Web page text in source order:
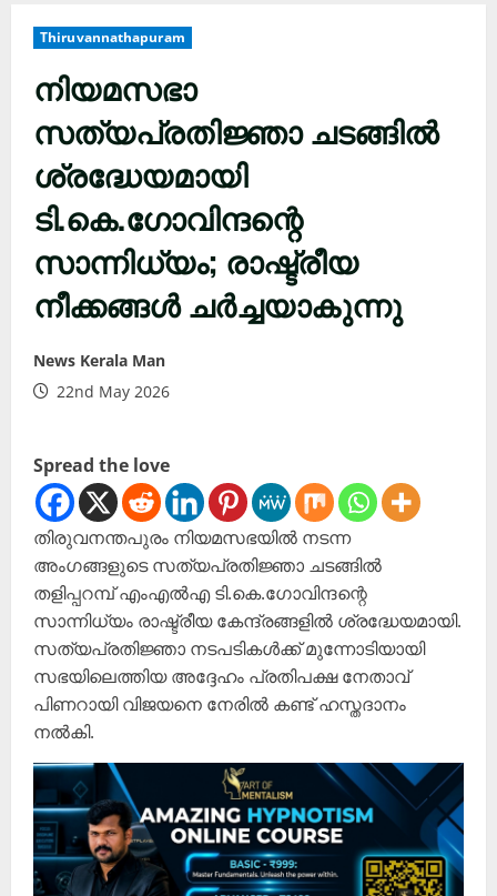
Thiruvannathapuram
നിയമസഭാ
സത്യപ്രതിജ്ഞാ ചടങ്ങിൽ
ശ്രദ്ധേയമായി
ടി.കെ.ഗോവിന്ദന്റെ
സാന്നിധ്യം; രാഷ്ട്രീയ
നീക്കങ്ങൾ ചർച്ചയാകുന്നു
News Kerala Man
22nd May 2026
Spread the love
തിരുവനന്തപുരം നിയമസഭയിൽ നടന്ന
അംഗങ്ങളുടെ സത്യപ്രതിജ്ഞാ ചടങ്ങിൽ
തളിപ്പറമ്പ് എംഎൽഎ ടി.കെ.ഗോവിന്ദന്റെ
സാന്നിധ്യം രാഷ്ട്രീയ കേന്ദ്രങ്ങളിൽ ശ്രദ്ധേയമായി.
സത്യപ്രതിജ്ഞാ നടപടികൾക്ക് മുന്നോടിയായി
സഭയിലെത്തിയ അദ്ദേഹം പ്രതിപക്ഷ നേതാവ്
പിണറായി വിജയനെ നേരിൽ കണ്ട് ഹസ്തദാനം
നൽകി.